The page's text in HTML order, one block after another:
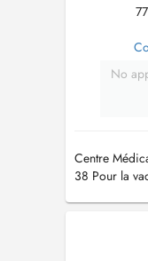
No
Centre
38 Pour la